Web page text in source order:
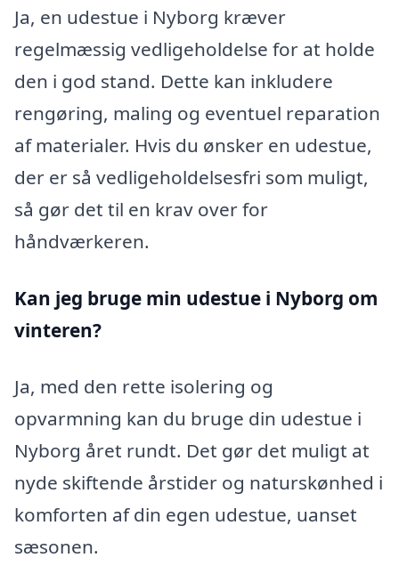
Ja, en udestue i Nyborg kræver
regelmæssig vedligeholdelse for at holde
den i god stand. Dette kan inkludere
rengøring, maling og eventuel reparation
af materialer. Hvis du ønsker en udestue,
der er så vedligeholdelsesfri som muligt,
så gør det til en krav over for
håndværkeren.
Kan jeg bruge min udestue i Nyborg om
vinteren?
Ja, med den rette isolering og
opvarmning kan du bruge din udestue i
Nyborg året rundt. Det gør det muligt at
nyde skiftende årstider og naturskønhed i
komforten af din egen udestue, uanset
sæsonen.